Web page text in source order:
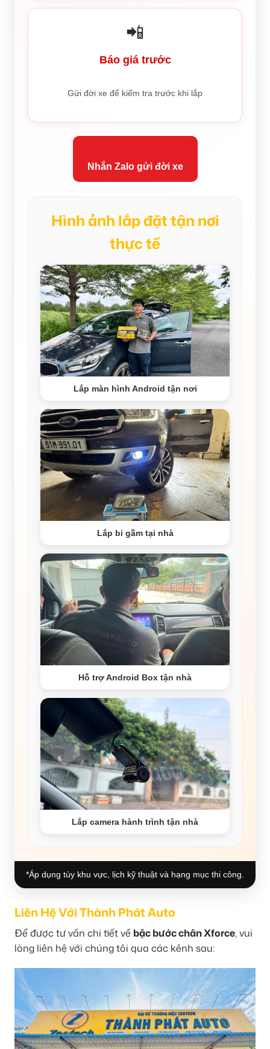
📲
Báo giá trước
Gửi đời xe để kiểm tra trước khi lắp
Nhắn Zalo gửi đời xe
Hình ảnh lắp đặt tận nơi
thực tế
Lắp màn hình Android tận nơi
Lắp bi gầm tại nhà
Hỗ trợ Android Box tận nhà
Lắp camera hành trình tận nhà
*Áp dụng tùy khu vực, lịch kỹ thuật và hạng mục thi công.
Liên Hệ Với Thành Phát Auto
Để được tư vấn chi tiết về bậc bước chân Xforce, vui
lòng liên hệ với chúng tôi qua các kênh sau: